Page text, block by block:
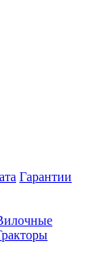
Гарантии